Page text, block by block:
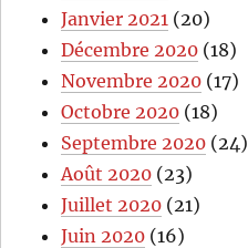
Janvier 2021 (20)
Décembre 2020 (18)
Novembre 2020 (17)
Octobre 2020 (18)
Septembre 2020 (24)
Août 2020 (23)
Juillet 2020 (21)
Juin 2020 (16)